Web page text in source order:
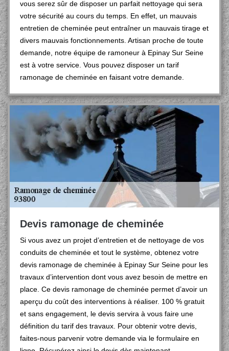
vous serez sûr de disposer un parfait nettoyage qui sera
votre sécurité au cours du temps. En effet, un mauvais
entretien de cheminée peut entraîner un mauvais tirage et
divers mauvais fonctionnements. Artisan proche de toute
demande, notre équipe de ramoneur à Epinay Sur Seine
est à votre service. Vous pouvez disposer un tarif
ramonage de cheminée en faisant votre demande.
Devis ramonage de cheminée
Si vous avez un projet d’entretien et de nettoyage de vos
conduits de cheminée et tout le système, obtenez votre
devis ramonage de cheminée à Epinay Sur Seine pour les
travaux d’intervention dont vous avez besoin de mettre en
place. Ce devis ramonage de cheminée permet d’avoir un
aperçu du coût des interventions à réaliser. 100 % gratuit
et sans engagement, le devis servira à vous faire une
définition du tarif des travaux. Pour obtenir votre devis,
faites-nous parvenir votre demande via le formulaire en